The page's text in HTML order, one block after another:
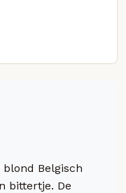
Belgisch
bittertje. De